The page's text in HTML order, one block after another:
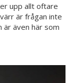
upp allt oftare
är frågan inte
även här som